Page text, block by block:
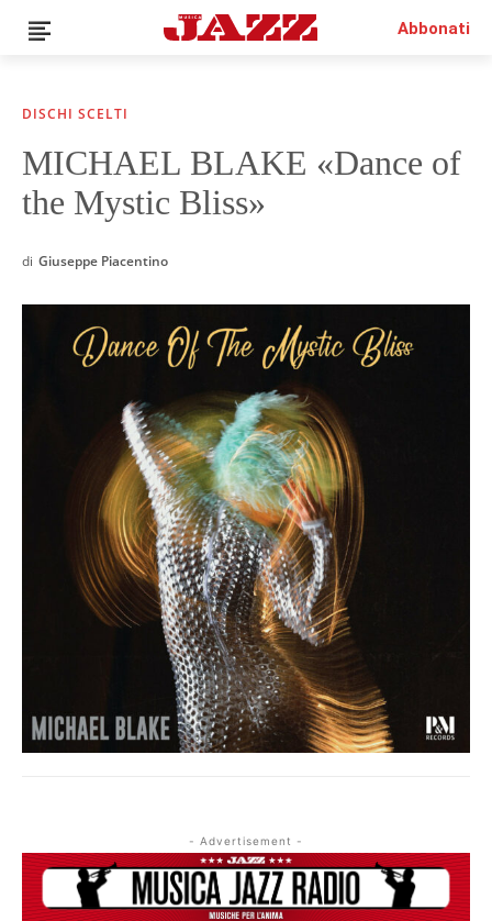
News
Interviste
Recensioni
Rubriche
Negozio
Italiano
€0.00
Abbonati
DISCHI SCELTI
MICHAEL BLAKE «Dance of
the Mystic Bliss»
di Giuseppe Piacentino
- Advertisement -